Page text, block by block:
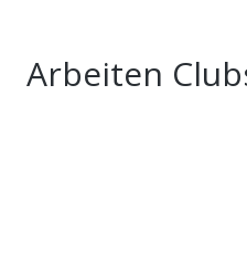
Arbeiten